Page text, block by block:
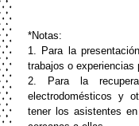
*Notas:
1. Para la
trabajos o experiencias
2. Para la
electrodomésticos y
tener los asistentes